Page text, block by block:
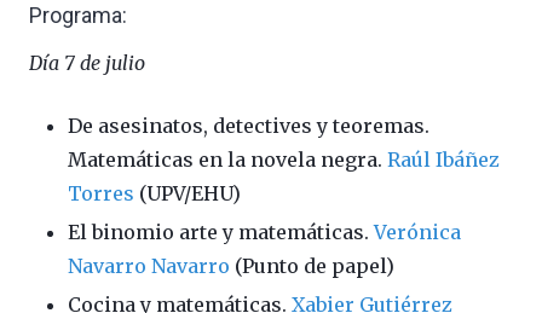
Programa:
Día 7 de julio
De asesinatos, detectives y teoremas.
Matemáticas en la novela negra. Raúl Ibáñez
Torres (UPV/EHU)
El binomio arte y matemáticas.Verónica
Navarro Navarro (Punto de papel)
Cocina y matemáticas. Xabier Gutiérrez